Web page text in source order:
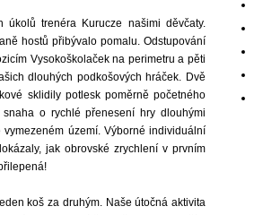
trenéra Kurucze našimi děvčaty.
hostů přibývalo pomalu. Odstupování
Vysokoškolaček na perimetru a pěti
dlouhých podkošových hráček. Dvě
sklidily potlesk poměrně početného
o rychlé přenesení hry dlouhými
území. Výborné individuální
jak obrovské zrychlení v prvním
koš za druhým. Naše útočná aktivita